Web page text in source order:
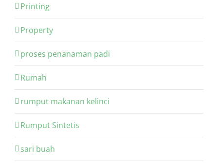
Printing
Property
proses penanaman padi
Rumah
rumput makanan kelinci
Rumput Sintetis
sari buah